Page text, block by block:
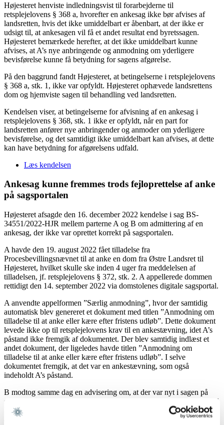
Højesteret henviste indledningsvist til forarbejderne til
retsplejelovens § 368 a, hvorefter en ankesag ikke bør afvises af
landsretten, hvis det ikke umiddelbart er åbenbart, at der ikke er
udsigt til, at ankesagen vil få et andet resultat end byretssagen.
Højesteret bemærkede herefter, at det ikke umiddelbart kunne
afvises, at A’s nye anbringende og anmodning om yderligere
bevisførelse kunne få betydning for sagens afgørelse.
På den baggrund fandt Højesteret, at betingelserne i retsplejelovens
§ 368 a, stk. 1, ikke var opfyldt. Højesteret ophævede landsrettens
dom og hjemviste sagen til behandling ved landsretten.
Kendelsen viser, at betingelserne for afvisning af en ankesag i
retsplejelovens § 368, stk. 1 ikke er opfyldt, når en part for
landsretten anfører nye anbringender og anmoder om yderligere
bevisførelse, og det samtidigt ikke umiddelbart kan afvises, at dette
kan have betydning for afgørelsens udfald.
Læs kendelsen
Ankesag kunne fremmes trods fejloprettelse af anke
på sagsportalen
Højesteret afsagde den 16. december 2022 kendelse i sag BS-
34551/2022-HJR mellem parterne A og B om admittering af en
ankesag, der ikke var oprettet korrekt på sagsportalen.
A havde den 19. august 2022 fået tilladelse fra
Procesbevillingsnævnet til at anke en dom fra Østre Landsret til
Højesteret, hvilket skulle ske inden 4 uger fra meddelelsen af
tilladelsen, jf. retsplejelovens § 372, stk. 2. A appellerede dommen
rettidigt den 14. september 2022 via domstolenes digitale sagsportal.
A anvendte appelformen ”Særlig anmodning”, hvor der samtidig
automatisk blev genereret et dokument med titlen ”Anmodning om
tilladelse til at anke eller kære efter fristens udløb”. Dette dokument
levede ikke op til retsplejelovens krav til en ankestævning, idet A’s
påstand ikke fremgik af dokumentet. Der blev samtidig indlæst et
andet dokument, der ligeledes havde titlen ”Anmodning om
tilladelse til at anke eller kære efter fristens udløb”. I selve
dokumentet fremgik, at det var en ankestævning, som også
indeholdt A’s påstand.
B modtog samme dag en advisering om, at der var nyt i sagen på
sagsportalen. Den 15. september 2022 overførte landsretten sagen til
Højesteret. Landsretten bemærkede i den forbindelse, at A havde
anket landsrettens dom.